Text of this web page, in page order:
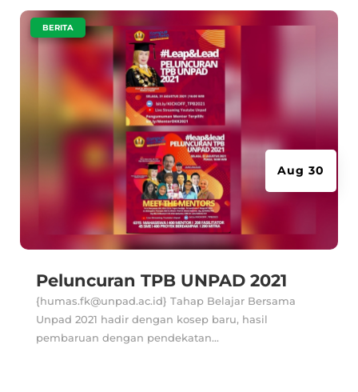
Peluncuran TPB UNPAD 2021
Aug 30
BERITA
{humas.fk@unpad.ac.id} Tahap Belajar Bersama
Unpad 2021 hadir dengan kosep baru, hasil
pembaruan dengan pendekatan...